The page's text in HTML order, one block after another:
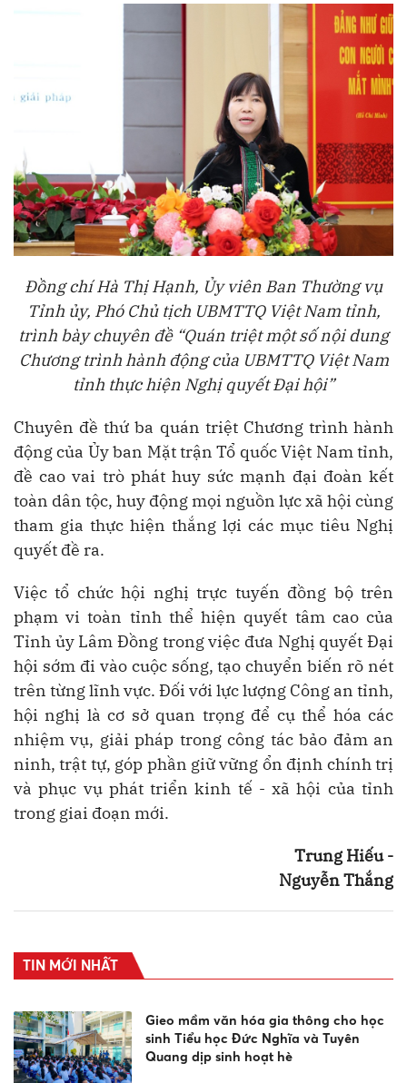
Đồng chí Hà Thị Hạnh, Ủy viên Ban Thường vụ
Tỉnh ủy, Phó Chủ tịch UBMTTQ Việt Nam tỉnh,
trình bày chuyên đề “Quán triệt một số nội dung
Chương trình hành động của UBMTTQ Việt Nam
tỉnh thực hiện Nghị quyết Đại hội”
Chuyên đề thứ ba quán triệt Chương trình hành
động của Ủy ban Mặt trận Tổ quốc Việt Nam tỉnh,
đề cao vai trò phát huy sức mạnh đại đoàn kết
toàn dân tộc, huy động mọi nguồn lực xã hội cùng
tham gia thực hiện thắng lợi các mục tiêu Nghị
quyết đề ra.
Việc tổ chức hội nghị trực tuyến đồng bộ trên
phạm vi toàn tỉnh thể hiện quyết tâm cao của
Tỉnh ủy Lâm Đồng trong việc đưa Nghị quyết Đại
hội sớm đi vào cuộc sống, tạo chuyển biến rõ nét
trên từng lĩnh vực. Đối với lực lượng Công an tỉnh,
hội nghị là cơ sở quan trọng để cụ thể hóa các
nhiệm vụ, giải pháp trong công tác bảo đảm an
ninh, trật tự, góp phần giữ vững ổn định chính trị
và phục vụ phát triển kinh tế - xã hội của tỉnh
trong giai đoạn mới.
Trung Hiếu -
Nguyễn Thắng
TIN MỚI NHẤT
Gieo mầm văn hóa gia thông cho học
sinh Tiểu học Đức Nghĩa và Tuyên
Quang dịp sinh hoạt hè